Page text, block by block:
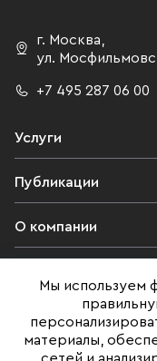
г. Москва
ул.
+7 495 287 06 00
Услуги
Публикации
О компании
Юридическая
Мы используем
материалы,